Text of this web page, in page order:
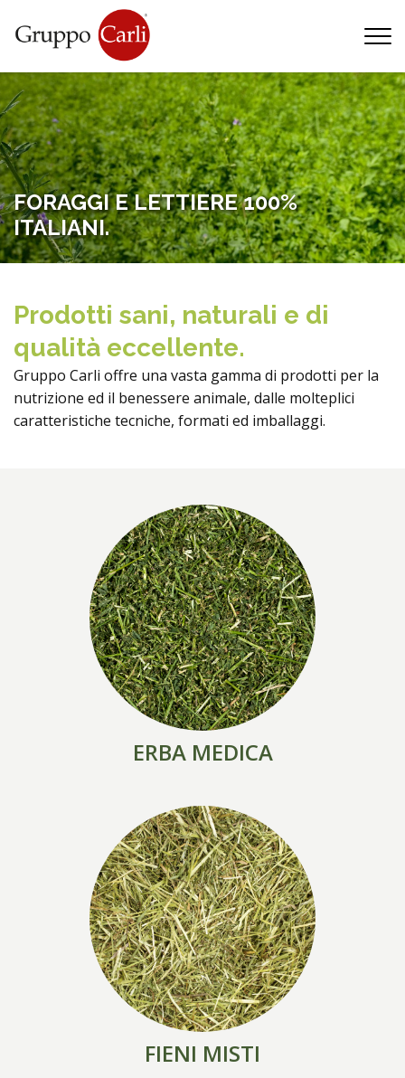
Animali
Prodotti
T—info@gruppocarli.com
FORAGGI E LETTIERE 100%
ITALIANI.
Prodotti sani, naturali e di
qualità eccellente.
Gruppo Carli offre una vasta gamma di prodotti per la
nutrizione ed il benessere animale, dalle molteplici
caratteristiche tecniche, formati ed imballaggi.
ERBA MEDICA
FIENI MISTI